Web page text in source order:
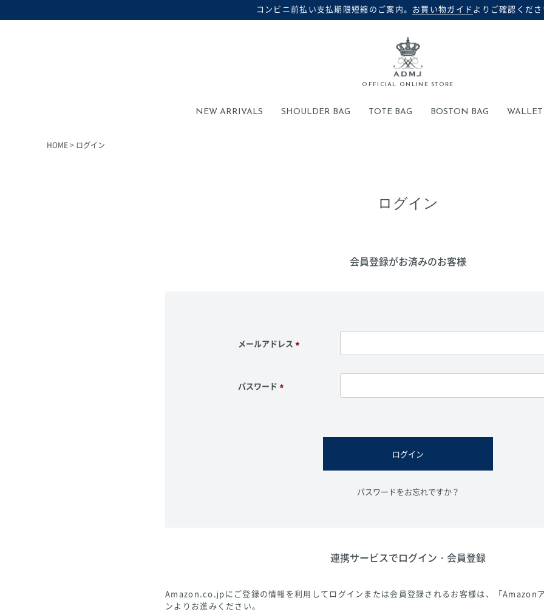
コンビニ前払い支払期限短縮のご案内。 お買い物ガイド よりご確認くださ
OFFICIAL ONLINE STORE
在庫なし商品
検索
NEW ARRIVALS SHOULDER BAG TOTE BAG BOSTON BAG WALLET
HOME ログイン
ログイン
会員登録がお済みのお客様
メールアドレス
パスワード
ログイン
パスワードをお忘れですか？
連携サービスでログイン・会員登録
Amazon.co.jpにご登録の情報を利用してログインまたは会員登録されるお客様は、「Amazon
ンよりお進みください。